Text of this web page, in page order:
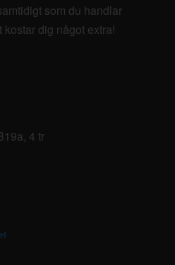
som du handlar
dig något extra!
4 tr